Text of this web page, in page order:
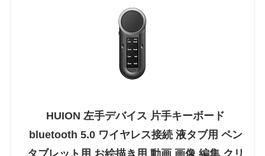
HUION 左手デバイス 片手キーボード
bluetooth 5.0 ワイヤレス接続 液タブ用 ペン